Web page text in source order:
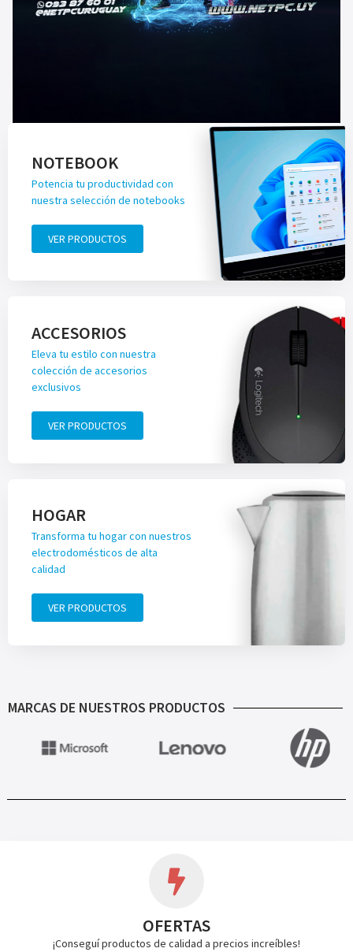
NOTEBOOK
Potencia tu productividad con
nuestra selección de notebooks
VER PRODUCTOS
ACCESORIOS
Eleva tu estilo con nuestra
colección de accesorios
exclusivos
VER PRODUCTOS
HOGAR
Transforma tu hogar con nuestros
electrodomésticos de alta
calidad
VER PRODUCTOS
MARCAS DE NUESTROS PRODUCTOS
OFERTAS
¡Conseguí productos de calidad a precios increíbles!